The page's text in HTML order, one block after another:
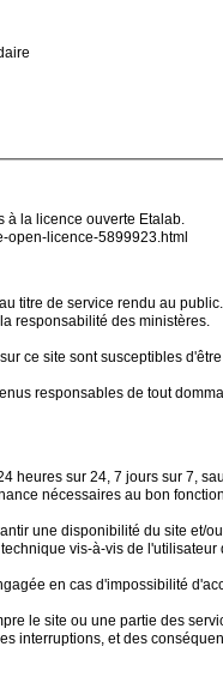
à la licence ouverte Etalab.
open-licence-5899923.html
titre de service rendu au
responsabilité des ministères.
ce site sont susceptibles
responsables de tout
heures sur 24, 7 jours sur 7,
nécessaires au bon
une disponibilité du site et/
vis-à-vis de
en cas d'impossibilité
le site ou une partie des
interruptions, et des